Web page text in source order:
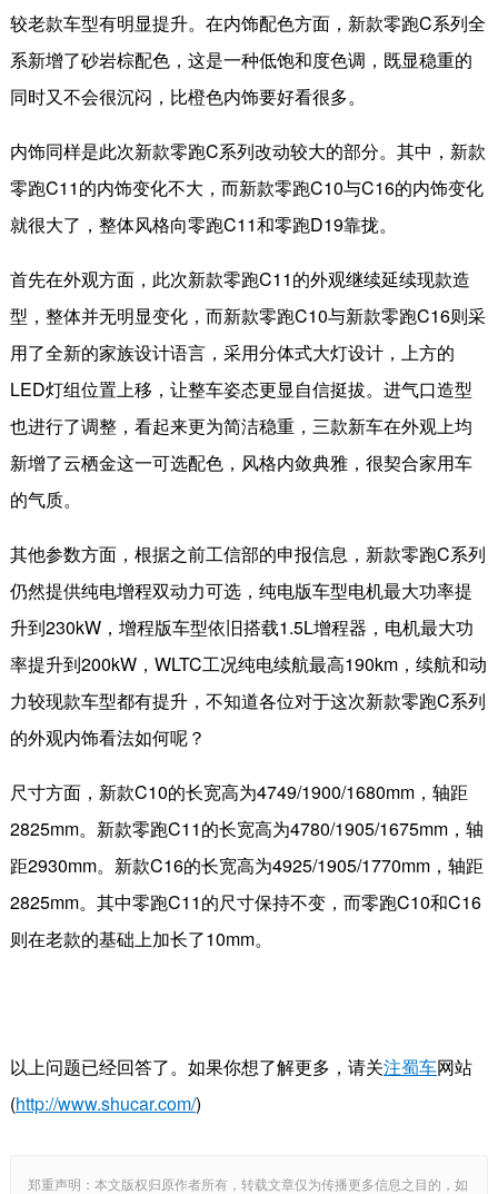
较老款车型有明显提升。在内饰配色方面，新款零跑C系列全
系新增了砂岩棕配色，这是一种低饱和度色调，既显稳重的
同时又不会很沉闷，比橙色内饰要好看很多。
内饰同样是此次新款零跑C系列改动较大的部分。其中，新款
零跑C11的内饰变化不大，而新款零跑C10与C16的内饰变化
就很大了，整体风格向零跑C11和零跑D19靠拢。
首先在外观方面，此次新款零跑C11的外观继续延续现款造
型，整体并无明显变化，而新款零跑C10与新款零跑C16则采
用了全新的家族设计语言，采用分体式大灯设计，上方的
LED灯组位置上移，让整车姿态更显自信挺拔。进气口造型
也进行了调整，看起来更为简洁稳重，三款新车在外观上均
新增了云栖金这一可选配色，风格内敛典雅，很契合家用车
的气质。
其他参数方面，根据之前工信部的申报信息，新款零跑C系列
仍然提供纯电增程双动力可选，纯电版车型电机最大功率提
升到230kW，增程版车型依旧搭载1.5L增程器，电机最大功
率提升到200kW， WLTC工况纯电续航最高190km，续航和动
力较现款车型都有提升，不知道各位对于这次新款零跑C系列
的外观内饰看法如何呢？
尺寸方面，新款C10的长宽高为4749/1900/1680mm，轴距
2825mm。新款零跑C11的长宽高为4780/1905/1675mm，轴
距2930mm。新款C16的长宽高为4925/1905/1770mm，轴距
2825mm。其中零跑C11的尺寸保持不变，而零跑C10和C16
则在老款的基础上加长了10mm。
以上问题已经回答了。如果你想了解更多，请关注蜀车网站
(http://www.shucar.com/)
郑重声明：本文版权归原作者所有，转载文章仅为传播更多信息之目的，如